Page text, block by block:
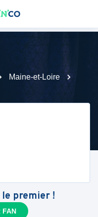
Maine-et-Loire
premier !
FAN